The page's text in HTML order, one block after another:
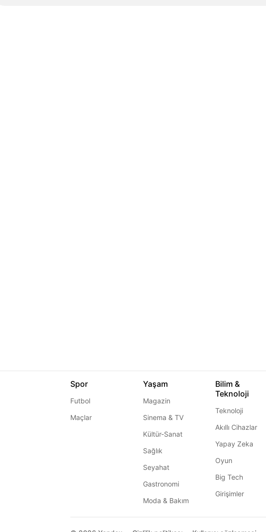
Spor
Futbol
Maçlar
Yaşam
Magazin
Sinema & TV
Kültür-Sanat
Sağlık
Seyahat
Gastronomi
Moda & Bakım
Bilim &
Teknoloji
Teknoloji
Akıllı Cihazlar
Yapay Zeka
Oyun
Big Tech
Girişimler